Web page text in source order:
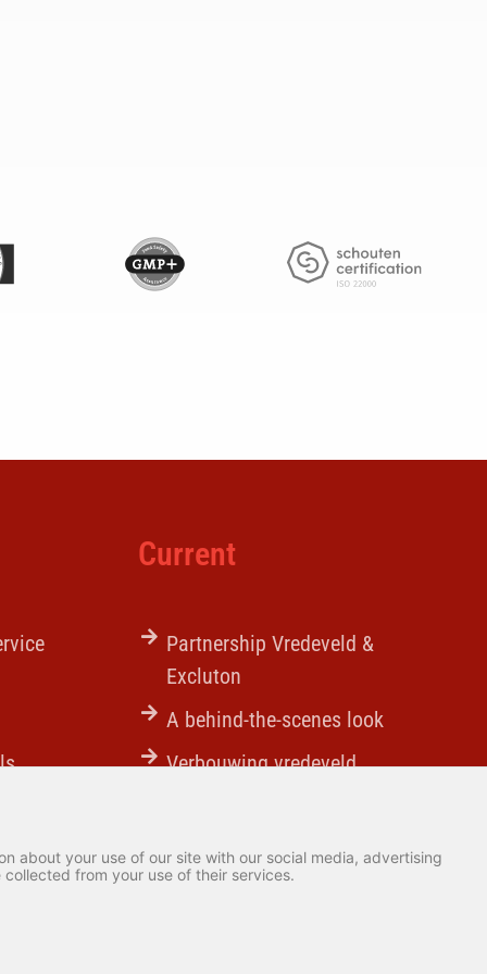
Current
Partnership Vredeveld &
Excluton
A behind-the-scenes look
Verbouwing vredeveld
about your use of our site with our social media, advertising
from your use of their services.